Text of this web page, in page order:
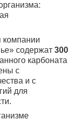
компании
содержат 300
карбоната
с
и с
для